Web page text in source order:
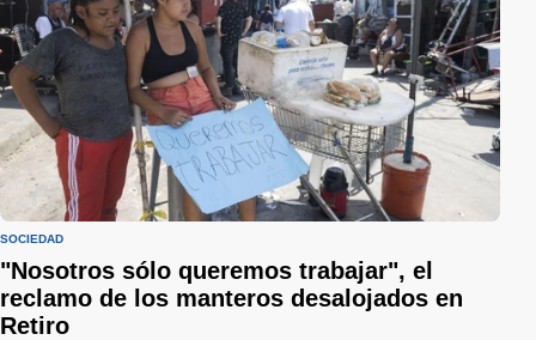
SOCIEDAD
"Nosotros sólo queremos trabajar", el
reclamo de los manteros desalojados en
Retiro